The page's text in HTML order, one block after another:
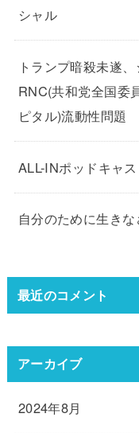
シャル
トランプ暗殺未遂
RNC(共和党全国委
ピタル)流動性問題
ALL-INポッドキャ
自分のために生き
最近のコメント
アーカイブ
2024年8月